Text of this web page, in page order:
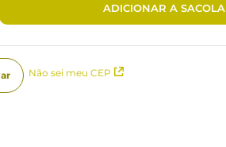
ADICIONAR A SACOLA
Não sei meu CEP